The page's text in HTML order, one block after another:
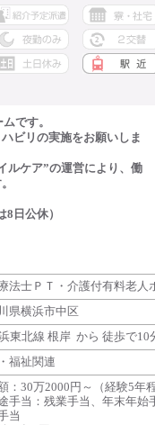
です。
ビリの実施をお願いしま
ルケア”の運営により、働
日公休）
法士ＰＴ・介護付有料老人
県横浜市中区
東北線 根岸 から 徒歩で10
福祉関連
：30万2000円～（経験5年
手当：残業手当、年末年始
当